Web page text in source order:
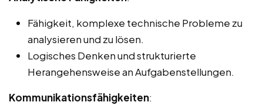
Fähigkeit, komplexe technische Probleme zu
analysieren und zu lösen.
Logisches Denken und strukturierte
Herangehensweise an Aufgabenstellungen.
Kommunikationsfähigkeiten: